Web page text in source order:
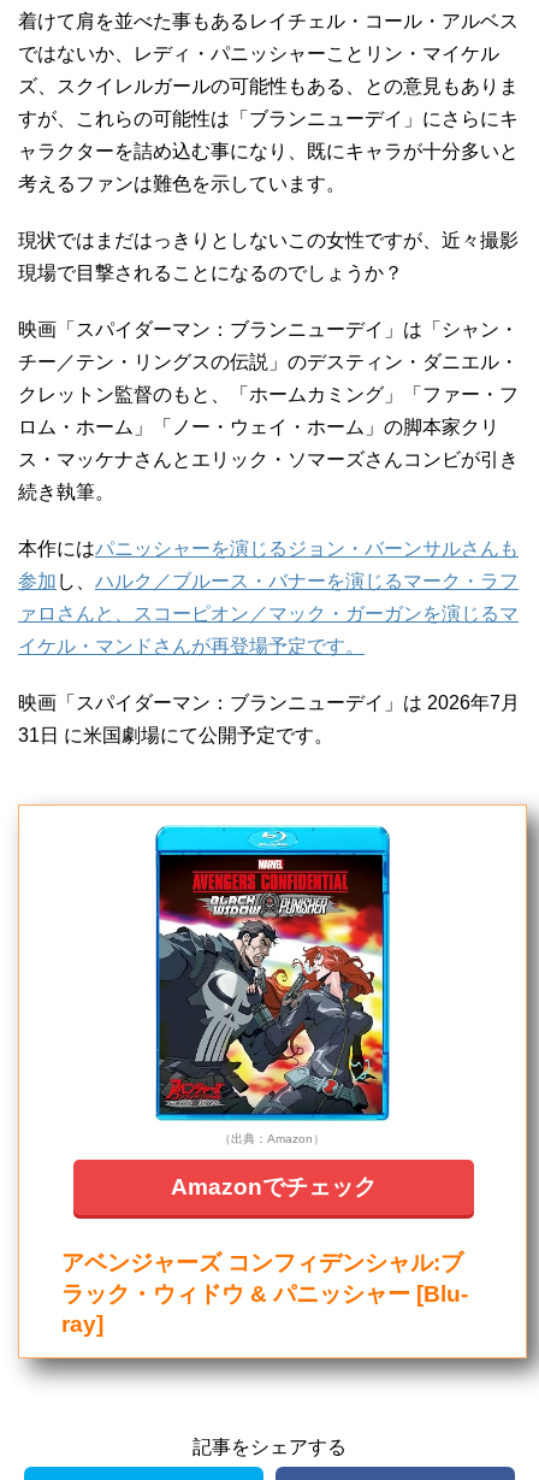
着けて肩を並べた事もあるレイチェル・コール・アルベス
ではないか、レディ・パニッシャーことリン・マイケル
ズ、スクイレルガールの可能性もある、との意見もありま
すが、これらの可能性は「ブランニューデイ」にさらにキ
ャラクターを詰め込む事になり、既にキャラが十分多いと
考えるファンは難色を示しています。
現状ではまだはっきりとしないこの女性ですが、近々撮影
現場で目撃されることになるのでしょうか？
映画「スパイダーマン：ブランニューデイ」は「シャン・
チー／テン・リングスの伝説」のデスティン・ダニエル・
クレットン監督のもと、「ホームカミング」「ファー・フ
ロム・ホーム」「ノー・ウェイ・ホーム」の脚本家クリ
ス・マッケナさんとエリック・ソマーズさんコンビが引き
続き執筆。
本作にはパニッシャーを演じるジョン・バーンサルさんも
参加 し、 ハルク／ブルース・バナーを演じるマーク・ラフ
ァロさんと、スコーピオン／マック・ガーガンを演じるマ
イケル・マンドさんが再登場予定です。
映画「スパイダーマン：ブランニューデイ」は 2026年7月
31日 に米国劇場にて公開予定です。
（出典：Amazon）
Amazonでチェック
アベンジャーズ コンフィデンシャル:ブ
ラック・ウィドウ & パニッシャー [Blu-
ray]
記事をシェアする